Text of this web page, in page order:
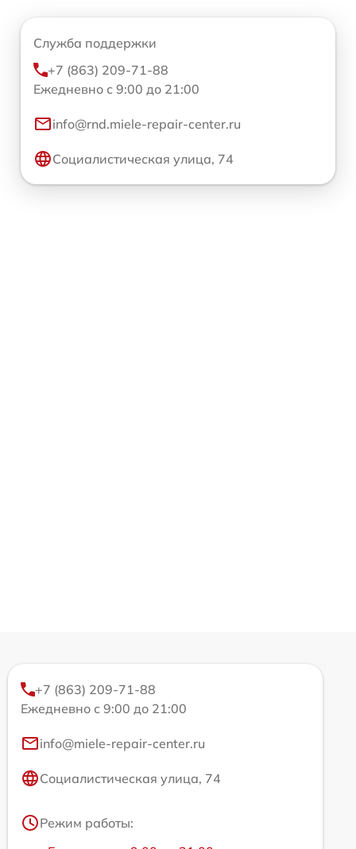
Служба поддержки
+7 (863) 209-71-88
Ежедневно с 9:00 до 21:00
info@rnd.miele-repair-center.ru
Социалистическая улица, 74
+7 (863) 209-71-88
Ежедневно с 9:00 до 21:00
info@miele-repair-center.ru
Социалистическая улица, 74
Режим работы: